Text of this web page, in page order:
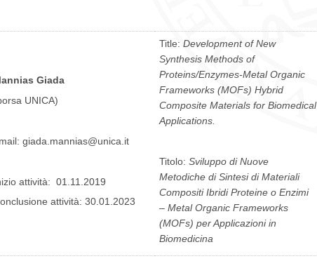
Giada
UNICA)
giada.mannias@unica.it
attività: 01.11.2019
attività: 30.01.2023
Title: Development of New
Synthesis Methods of
Proteins/Enzymes-Metal Organic
Frameworks (MOFs) Hybrid
Composite Materials for Biomedical
Applications.
Titolo: Sviluppo di Nuove
Metodiche di Sintesi di Materiali
Compositi Ibridi Proteine o Enzimi
– Metal Organic Frameworks
(MOFs) per Applicazioni in
Biomedicina